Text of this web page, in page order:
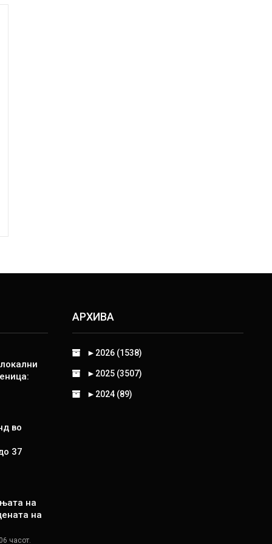
во
37
на
на
часот.
АРХИВА
► 2026 (1538)
► 2025 (3507)
► 2024 (89)